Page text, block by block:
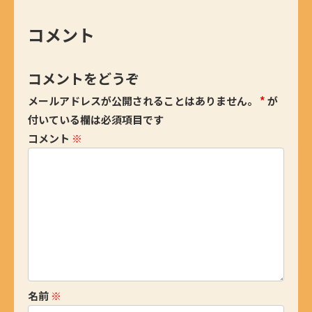
コメント
コメントをどうぞ
メールアドレスが公開されることはありません。 *が
付いている欄は必須項目です
コメント ※
名前 ※